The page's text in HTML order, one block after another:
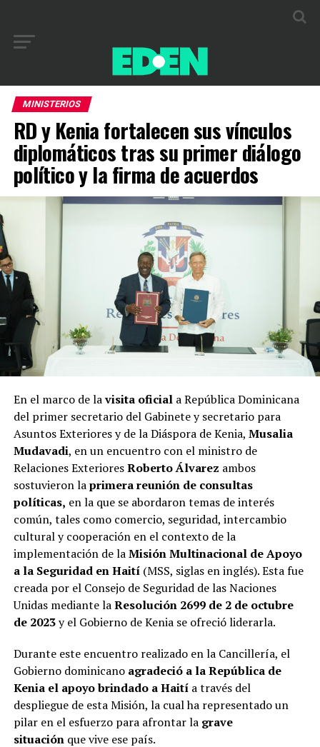
MINISTERIOS
RD y Kenia fortalecen sus vínculos
diplomáticos tras su primer diálogo
político y la firma de acuerdos
En el marco de lavisita oficiala República Dominicana
del primer secretario del Gabinete y secretario para
Asuntos Exteriores y de la Diáspora de Kenia, Musalia
Mudavadi, en un encuentro con el ministro de
Relaciones ExterioresRoberto Álvarez ambos
sostuvieron laprimera reunión de consultas
políticas, en la que se abordaron temas de interés
común, tales como comercio, seguridad, intercambio
cultural y cooperación en el contexto de la
implementación de laMisión Multinacional de Apoyo
a la Seguridad en Haití(MSS, siglas en inglés). Esta fue
creada por el Consejo de Seguridad de las Naciones
Unidas mediante laResolución 2699 de 2 de octubre
de 2023y el Gobierno de Kenia se ofreció liderarla.
Durante este encuentro realizado en la Cancillería, el
Gobierno dominicano agradeció a la República de
Kenia el apoyo brindado a Haitía través del
despliegue de esta Misión, la cual ha representado un
pilar en el esfuerzo para afrontar la grave
situaciónque vive ese país.